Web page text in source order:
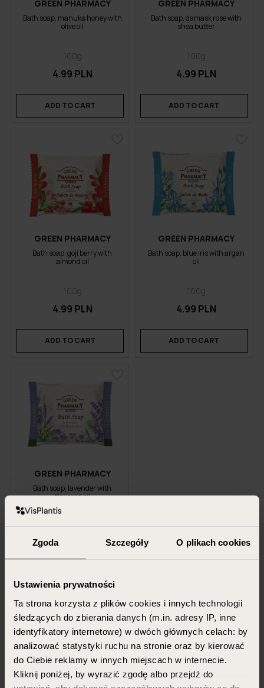
Zgoda Szczegóły O plikach cookies
Ustawienia prywatności
Ta strona korzysta z plików cookies i innych technologii
śledzących do zbierania danych (m.in. adresy IP, inne
identyfikatory internetowe) w dwóch głównych celach: by
analizować statystyki ruchu na stronie oraz by kierować
do Ciebie reklamy w innych miejscach w internecie.
Kliknij poniżej, by wyrazić zgodę albo przejdź do
GREEN PHARMACY
Bath soap, manuka honey with
olive oil
100g
4.99 PLN
ADD TO CART
GREEN PHARMACY
Bath soap, damask rose with
shea butter
100g
4.99 PLN
ADD TO CART
GREEN PHARMACY
Bath soap, goji berry with
almond oil
100g
4.99 PLN
ADD TO CART
GREEN PHARMACY
Bath soap, blue iris with argan
oil
100g
4.99 PLN
ADD TO CART
GREEN PHARMACY
Bath soap, lavender with
flaxseed oil
100g
4.99 PLN
Newsletter
Sign up, confirm your
subscriptionget 15% discount